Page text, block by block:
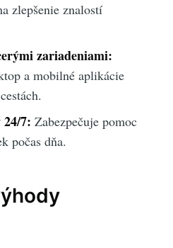
zlepšenie znalostí
zariadeniami:
a mobilné aplikácie
7: Zabezpečuje pomoc
počas dňa.